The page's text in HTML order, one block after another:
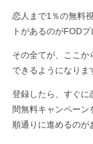
恋人まで1％の無料
トがあるのがFODプ
その全てが、ここか
できるようになりま
登録したら、すぐに
間無料キャンペー
順通りに進めるのが